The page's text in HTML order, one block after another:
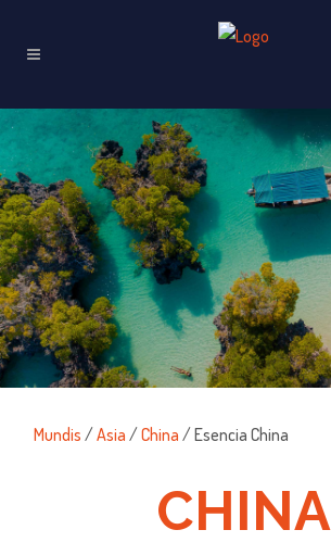
Mundis /Asia /China / Esencia China
CHINA